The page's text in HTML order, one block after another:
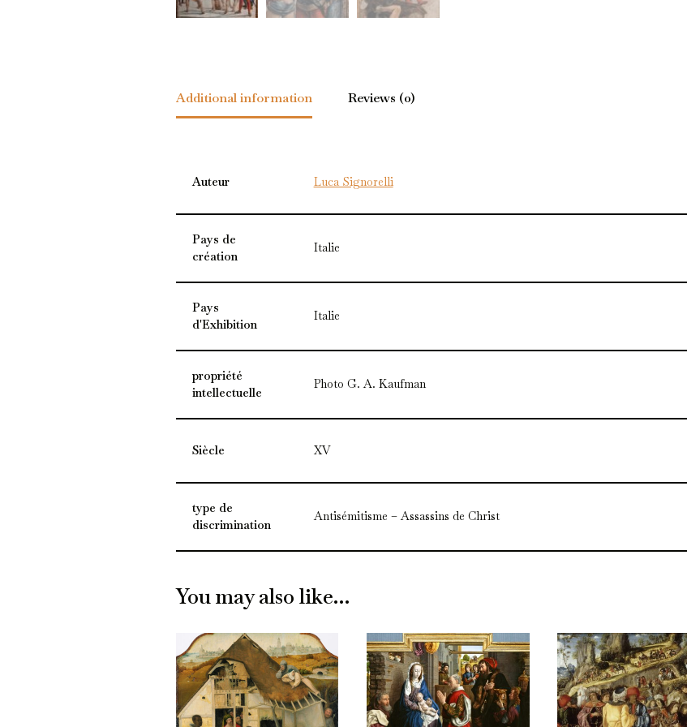
Additional information Reviews (0)
Auteur Luca Signorelli
Pays de
création
Italie
Pays
d'Exhibition
Italie
propriété
intellectuelle
Photo G. A. Kaufman
Siècle XV
type de
discrimination
Antisémitisme – Assassins de Christ
You may also like…